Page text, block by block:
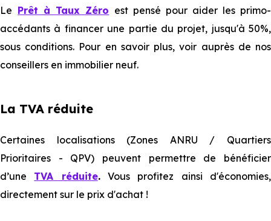
Le Prêt à Taux Zéro est pensé pour aider les primo-
accédants à financer une partie du projet, jusqu'à 50%,
sous conditions. Pour en savoir plus, voir auprès de nos
conseillers en immobilier neuf.
La TVA réduite
Certaines localisations (Zones ANRU / Quartiers
Prioritaires - QPV) peuvent permettre de bénéficier
d’une TVA réduite.Vous profitez ainsi d'économies,
directement sur le prix d'achat !